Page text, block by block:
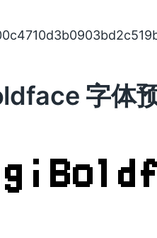
字体